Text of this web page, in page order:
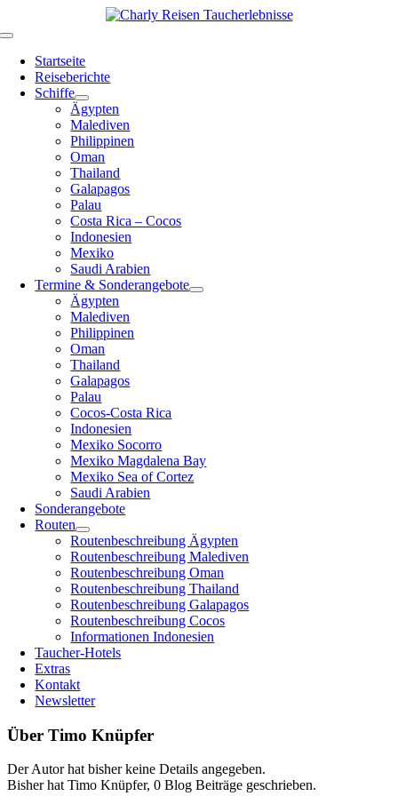
Inhalt
Toggle
NavigationStartseite
Reiseberichte
Schiffe
Ägypten
Malediven
Philippinen
Oman
Thailand
Galapagos
Palau
Costa Rica – Cocos
Indonesien
Mexiko
Saudi Arabien
Termine & Sonderangebote
Ägypten
Malediven
Philippinen
Oman
Thailand
Galapagos
Palau
Cocos-Costa Rica
Indonesien
Mexiko Socorro
Mexiko Magdalena Bay
Mexiko Sea of Cortez
Saudi Arabien
Sonderangebote
Routen
Routenbeschreibung Ägypten
Routenbeschreibung Malediven
Routenbeschreibung Oman
Routenbeschreibung Thailand
Routenbeschreibung Galapagos
Routenbeschreibung Cocos
Informationen Indonesien
Taucher-Hotels
Extras
Kontakt
Newsletter
Über Timo Knüpfer
Der Autor hat bisher keine Details angegeben.
Bisher hat Timo Knüpfer, 0 Blog Beiträge geschrieben.